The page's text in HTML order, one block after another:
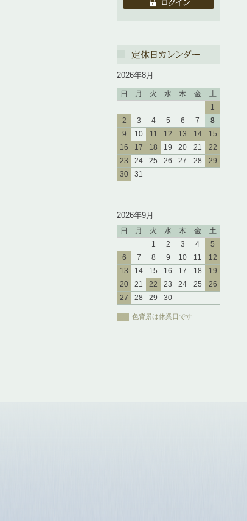
2026年8月
日 月 火 水 木 金
土
1
2
3 4 5 6 7
8
9
10 11 12 13 14
15
16
17 18 19 20 21
22
23
24 25 26 27 28
29
30
31
2026年9月
日 月 火 水 木 金
土
1
2 3 4
5
6
7 8 9 10 11
12
13
14 15 16 17 18
19
20
21 22 23 24 25
26
27
28 29 30
色背景は休業日です